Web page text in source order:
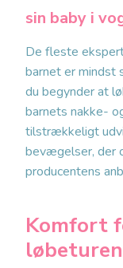
sin baby i
De fleste
barnet er mindst
du begynder at
barnets nakke-
tilstrækkeligt
bevægelser, der
producentens
Komfort
løbeturen